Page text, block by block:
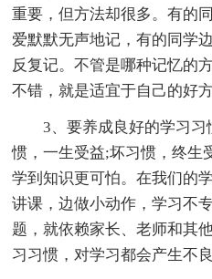
重要，但方法却很多。有的
爱默默无声地记，有的同学
反复记。不管是哪种记忆的
不错，就是适宜于自己的好方
3、要养成良好的学习习
惯，一生受益;坏习惯，终生
学到知识更可怕。在我们的
讲课，边做小动作，学习不
题，就依赖家长、老师和其
习习惯，对学习都会产生不良